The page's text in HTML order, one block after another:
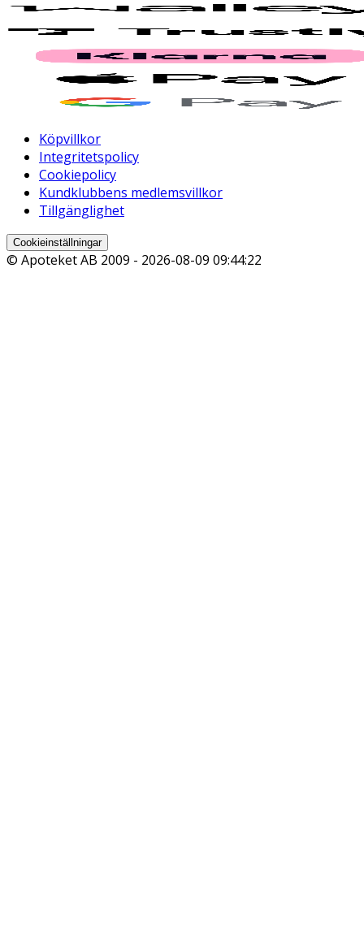
Köpvillkor
Integritetspolicy
Cookiepolicy
Kundklubbens medlemsvillkor
Tillgänglighet
Cookieinställningar
© Apoteket AB 2009 - 2026-08-09 09:44:22